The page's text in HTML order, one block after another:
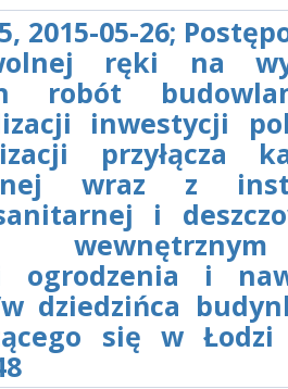
2015-05-26;
ręki na
robót
inwestycji
przyłącza
wraz z
i
ogrodzenia i
dziedzińca
się w